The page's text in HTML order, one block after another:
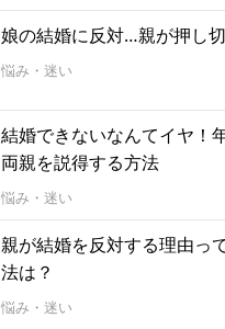
娘の結婚に反対…親が押し
悩み・迷い
結婚できないなんてイヤ！
両親を説得する方法
悩み・迷い
親が結婚を反対する理由っ
法は？
悩み・迷い